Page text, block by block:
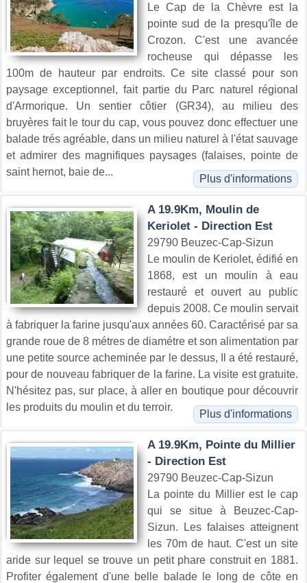
Le Cap de la Chèvre est la
pointe sud de la presqu'île de
Crozon. C'est une avancée
rocheuse qui dépasse les
100m de hauteur par endroits. Ce site classé pour son
paysage exceptionnel, fait partie du Parc naturel régional
d'Armorique. Un sentier côtier (GR34), au milieu des
bruyères fait le tour du cap, vous pouvez donc effectuer une
balade trés agréable, dans un milieu naturel à l'état sauvage
et admirer des magnifiques paysages (falaises, pointe de
saint hernot, baie de...
Plus d'informations
A 19.9Km, Moulin de
Keriolet - Direction Est
29790 Beuzec-Cap-Sizun
Le moulin de Keriolet, édifié en
1868, est un moulin à eau
restauré et ouvert au public
depuis 2008. Ce moulin servait
à fabriquer la farine jusqu'aux années 60. Caractérisé par sa
grande roue de 8 métres de diamétre et son alimentation par
une petite source acheminée par le dessus, Il a été restauré,
pour de nouveau fabriquer de la farine. La visite est gratuite.
N'hésitez pas, sur place, à aller en boutique pour découvrir
les produits du moulin et du terroir.
Plus d'informations
A 19.9Km, Pointe du Millier
- Direction Est
29790 Beuzec-Cap-Sizun
La pointe du Millier est le cap
qui se situe à Beuzec-Cap-
Sizun. Les falaises atteignent
les 70m de haut. C'est un site
aride sur lequel se trouve un petit phare construit en 1881.
Profiter également d'une belle balade le long de côte en